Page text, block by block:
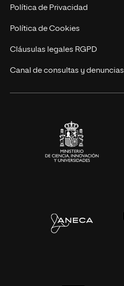
Postgrados
Cursos Universitarios
Trabaja en UNIR
Actualidad
UNIR Revista
Eventos
Política de Privacidad
Política de Cookies
Cláusulas legales RGPD
Canal de consultas y denuncias